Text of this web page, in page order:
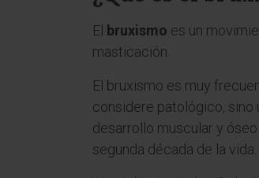
El bruxismo es un
masticación.
El bruxismo es muy
considere patológico, sino
desarrollo muscular y
segunda década de la vida.